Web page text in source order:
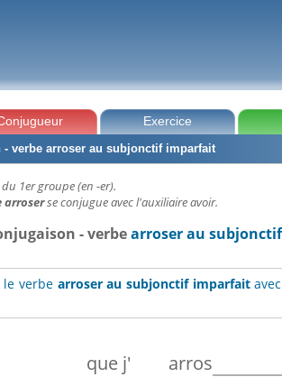
Exercice
- verbe arroser au subjonctif imparfait
1er groupe (en -er).
arroserse conjugue avec l'auxiliaire avoir.
- verbearroser au
le verbe arroser au subjonctif imparfait
que j'
arros